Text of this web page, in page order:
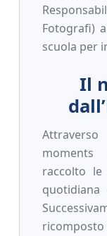
Fotografi)
scuola per
Il
raccolto